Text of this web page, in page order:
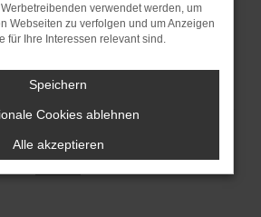
Cookie Einstellungen
GmbH | Neustädter Straße 1 | DE-08223
trading.com | Webdesign by audaris.de
verwendet werden, um
Webseiten zu verfolgen und um Anzeigen
für Ihre Interessen relevant sind.
Speichern
Cookies ablehnen
Alle akzeptieren